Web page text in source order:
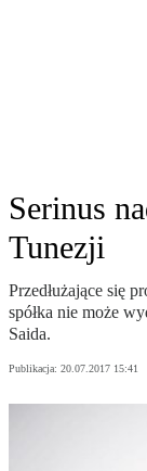
Serinus
Tunezji
Przedłużające się
spółka nie może
Saida.
Publikacja: 20.07.2017 15:41